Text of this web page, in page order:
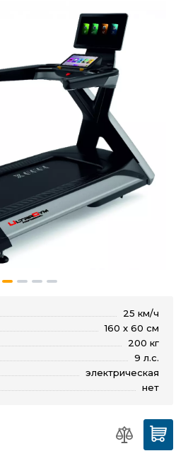
25 км/ч
160 x 60 см
200 кг
9 л.с.
электрическая
нет